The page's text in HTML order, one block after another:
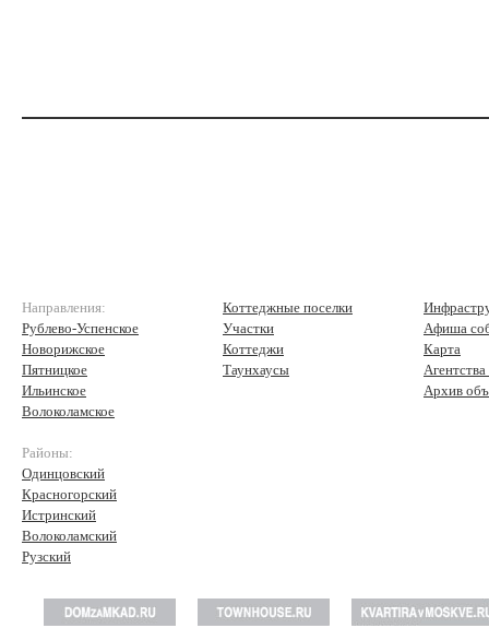
Направления:
Рублево-Успенское
Новорижское
Пятницкое
Ильинское
Волоколамское
Районы:
Одинцовский
Красногорский
Истринский
Волоколамский
Рузский
Коттеджные поселки
Участки
Коттеджи
Таунхаусы
Афиша
Карта
Архив